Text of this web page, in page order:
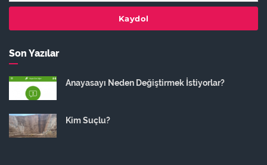
Kaydol
Son Yazılar
Anayasayı Neden Değiştirmek İstiyorlar?
Kim Suçlu?